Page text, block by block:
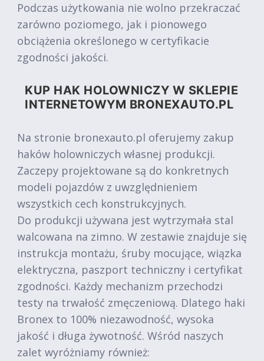
Podczas użytkowania nie wolno przekraczać
zarówno poziomego, jak i pionowego
obciążenia określonego w certyfikacie
zgodności jakości.
KUP HAK HOLOWNICZY W SKLEPIE
INTERNETOWYM BRONEXAUTO.PL
Na stronie bronexauto.pl oferujemy zakup
haków holowniczych własnej produkcji.
Zaczepy projektowane są do konkretnych
modeli pojazdów z uwzględnieniem
wszystkich cech konstrukcyjnych.
Do produkcji używana jest wytrzymała stal
walcowana na zimno. W zestawie znajduje się
instrukcja montażu, śruby mocujące, wiązka
elektryczna, paszport techniczny i certyfikat
zgodności. Każdy mechanizm przechodzi
testy na trwałość zmęczeniową. Dlatego haki
Bronex to 100% niezawodność, wysoka
jakość i długa żywotność. Wśród naszych
zalet wyróżniamy również: